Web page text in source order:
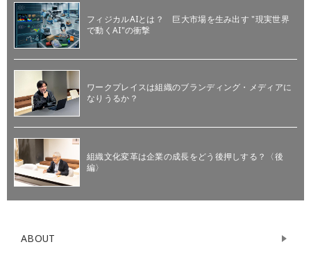
フィジカルAIとは？ 巨大市場を生み出す "現実世界
で動くAI"の衝撃
ワークプレイスは組織のブランディング・メディアに
なりうるか？
組織文化変革は企業の成長をどう後押しする？〈後
編〉
ABOUT